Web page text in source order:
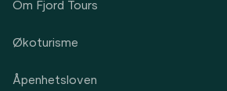
Om Fjord Tours
Økoturisme
Åpenhetsloven